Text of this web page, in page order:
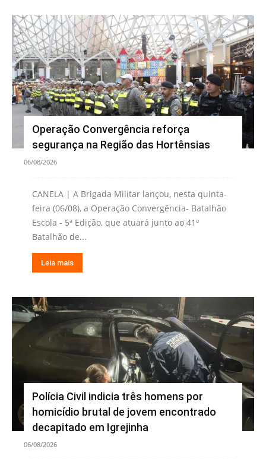
Operação Convergência reforça
segurança na Região das Hortênsias
06/08/2026
CANELA | A Brigada Militar lançou, nesta quinta-
feira (06/08), a Operação Convergência- Batalhão
Escola - 5ª Edição, que atuará junto ao 41º
Batalhão de...
Leia mais
Polícia Civil indicia três homens por
homicídio brutal de jovem encontrado
decapitado em Igrejinha
06/08/2026